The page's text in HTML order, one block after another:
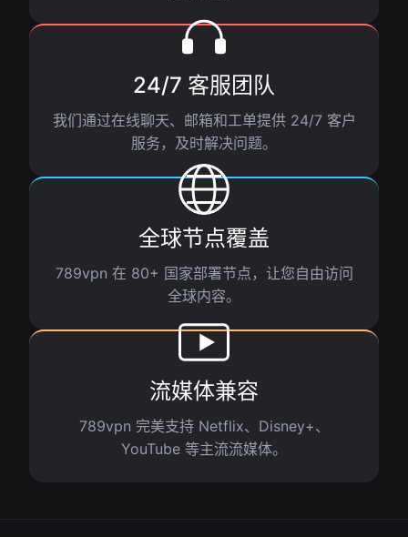
24/7 客服团队
我们通过在线聊天、邮箱和工单提供 24/7 客户
服务，及时解决问题。
全球节点覆盖
789vpn 在 80+ 国家部署节点，让您自由访问
全球内容。
流媒体兼容
789vpn 完美支持 Netflix、Disney+、
YouTube 等主流流媒体。